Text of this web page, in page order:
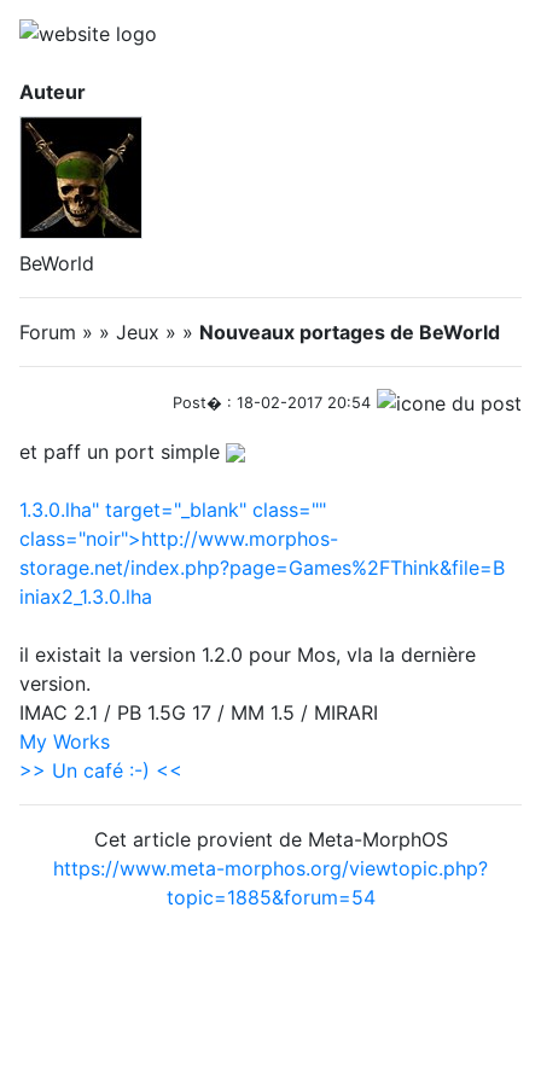
Auteur
BeWorld
Forum » » Jeux » » Nouveaux portages de BeWorld
Post� : 18-02-2017 20:54
et paff un port simple
1.3.0.lha" target="_blank" class=""
class="noir">http://www.morphos-
storage.net/index.php?page=Games%2FThink&file=B
iniax2_1.3.0.lha
il existait la version 1.2.0 pour Mos, vla la dernière
version.
IMAC 2.1 / PB 1.5G 17 / MM 1.5 / MIRARI
My Works
>> Un café :-) <<
Cet article provient de Meta-MorphOS
https://www.meta-morphos.org/viewtopic.php?
topic=1885&forum=54